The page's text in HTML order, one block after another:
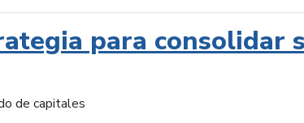
para consolidar
de capitales